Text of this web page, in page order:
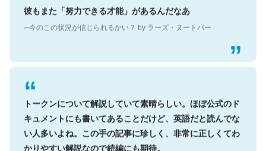
彼もまた「努力できる才能」があるんだなあ
─今のこの状況が信じられるかい？ by ラーズ・ヌートバー
トークンについて解説していて素晴らしい。ほぼ公式のド
キュメントにも書いてあることだけど、英語だと読んでな
い人多いよね。この手の記事に珍しく、非常に正しくてわ
かりやすい解説なので続編にも期待。